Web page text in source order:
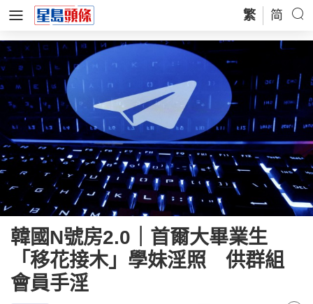
繁 简
韓國N號房2.0｜首爾大畢業生
「移花接木」學妹淫照 供群組
會員手淫